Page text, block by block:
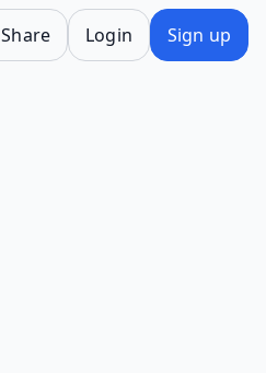
Share Login Sign up
will cause content on the